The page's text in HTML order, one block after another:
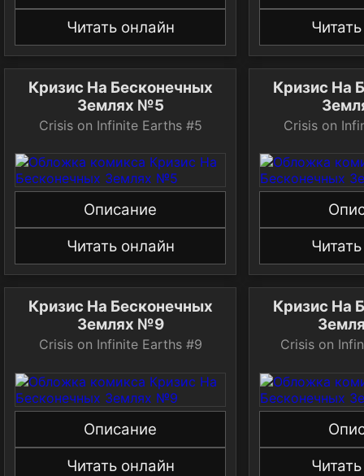
Читать онлайн
Кризис На Бесконечных
Землях №5
Crisis on Infinite Earths #5
Описание
Читать онлайн
Кризис На
Crisis on
Кризис На Бесконечных
Землях №9
Crisis on Infinite Earths #9
Описание
Читать онлайн
Кризис На
Crisis on